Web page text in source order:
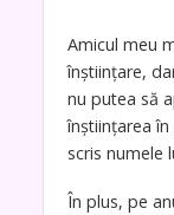
Amicul meu
înștiințare,
nu putea să
înștiințarea în
scris numele
În plus, pe